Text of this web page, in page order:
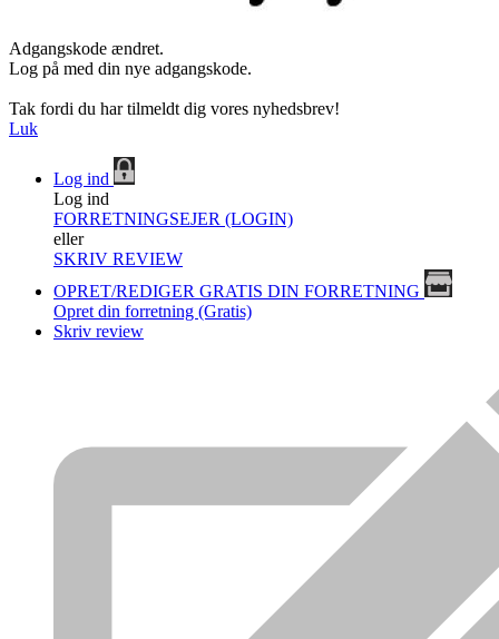
Adgangskode ændret.
Log på med din nye adgangskode.
Tak fordi du har tilmeldt dig vores nyhedsbrev!
Luk
Log ind
Log ind
FORRETNINGSEJER (LOGIN)
eller
SKRIV REVIEW
OPRET/REDIGER GRATIS DIN FORRETNING
Opret din forretning (Gratis)
Skriv review